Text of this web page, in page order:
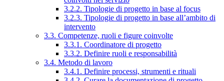
3.2.2. Tipologie di progetto in base al focus
3.2.3. Tipologie di progetto in base all’ambito di
intervento
3.3. Competenze, ruoli e figure coinvolte
3.3.1. Coordinatore di progetto
3.3.2. Definire ruoli e responsabilità
3.4. Metodo di lavoro
3.4.1. Definire processi, strumenti e rituali